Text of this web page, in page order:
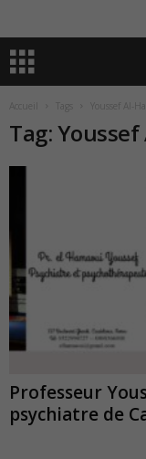
Tags Youssef Al-
Tag:
Professeur
psychiatre de